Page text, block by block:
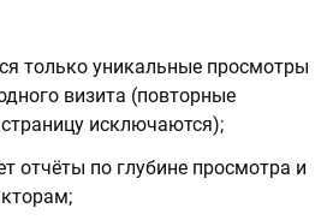
только уникальные просмотры
визита (повторные
исключаются);
отчёты по глубине просмотра и